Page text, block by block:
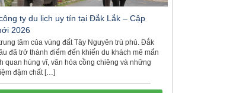
ty du lịch uy tín tại Đắk Lắk – Cập
2026
tâm của vùng đất Tây Nguyên trù phú. Đắk
đã trở thành điểm đến khiến du khách mê mẩn
quan hùng vĩ, văn hóa cồng chiêng và những
đậm chất […]